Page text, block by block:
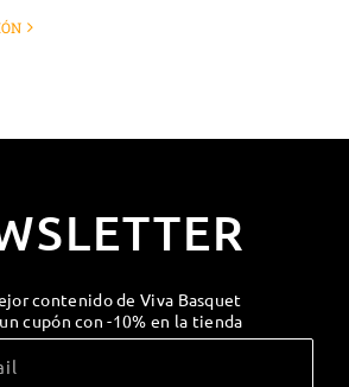
contenido de Viva Basquet
cupón con -10% en la tienda